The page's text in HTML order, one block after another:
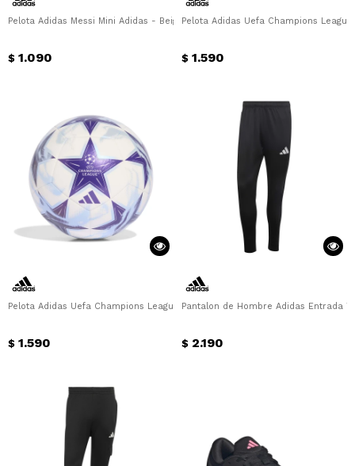
Pelota Adidas Messi Mini Adidas - Beige - Celeste
$ 1.090
Pelota Adidas Uefa Champions
$ 1.590
Pelota Adidas Uefa Champions League Adidas - Blanco - Violeta
$ 1.590
Pantalon de Hombre Adidas Entrada
$ 2.190